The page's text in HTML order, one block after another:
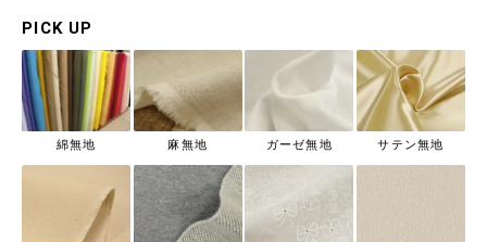
PICK UP
綿無地 麻無地 ガーゼ無地 サテン無地